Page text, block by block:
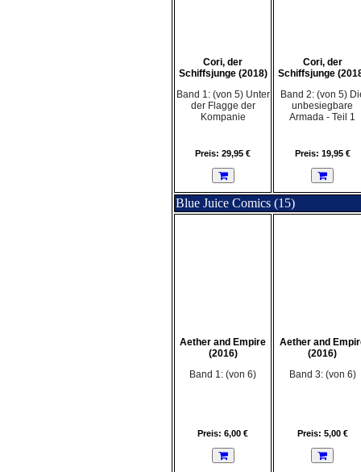
Cori, der
Schiffsjunge (2018)
Band 1: (von 5) Unter
der Flagge der
Kompanie
Preis: 29,95 €
Cori, der
Schiffsjunge
Band 2: (von 5)
unbesiegbare
Armada - Teil 1
Preis: 19,95 €
Blue Juice Comics (15)
Aether and Empire
(2016)
Band 1: (von 6)
Preis: 6,00 €
Aether and
(2016)
Band 3: (von 6)
Preis: 5,00 €